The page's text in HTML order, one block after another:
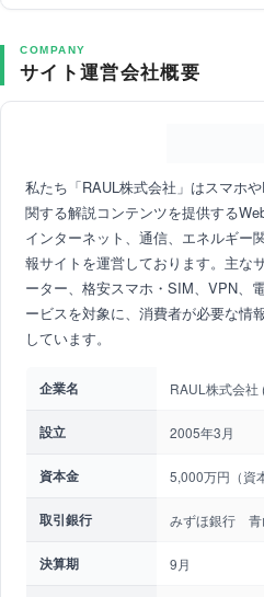
COMPANY
サイト運営会社概要
私たち「RAUL株式会社」はスマホ
関する解説コンテンツを提供する
インターネット、通信、エネルギー
報サイトを運営しております。主な
ーター、格安スマホ・SIM、VPN、
ービスを対象に、消費者が必要な情
しています。
企業名 RAUL株式会社
設立 2005年3月
資本金 5,000万円（資
取引銀行 みずほ銀行 青
決算期 9月